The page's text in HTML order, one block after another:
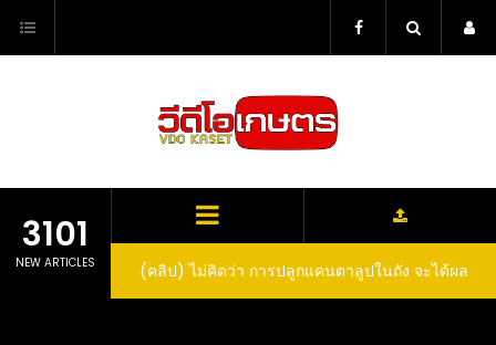
content
3101
NEW ARTICLES
(คลิป) ไม่คิดว่า การปลูกแคนตาลูปในถัง จะได้ผล
ลูกโตและหวานขนาดนี้ I didn’t expect that